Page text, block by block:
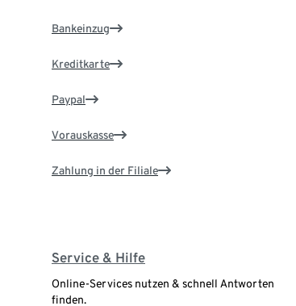
Bankeinzug
Kreditkarte
Paypal
Vorauskasse
Zahlung in der Filiale
Service & Hilfe
Online-Services nutzen & schnell Antworten
finden.